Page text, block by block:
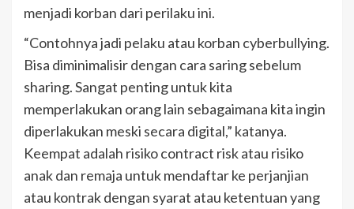
menjadi korban dari perilaku ini.
“Contohnya jadi pelaku atau korban cyberbullying.
Bisa diminimalisir dengan cara saring sebelum
sharing. Sangat penting untuk kita
memperlakukan orang lain sebagaimana kita ingin
diperlakukan meski secara digital,” katanya.
Keempat adalah risiko contract risk atau risiko
anak dan remaja untuk mendaftar ke perjanjian
atau kontrak dengan syarat atau ketentuan yang